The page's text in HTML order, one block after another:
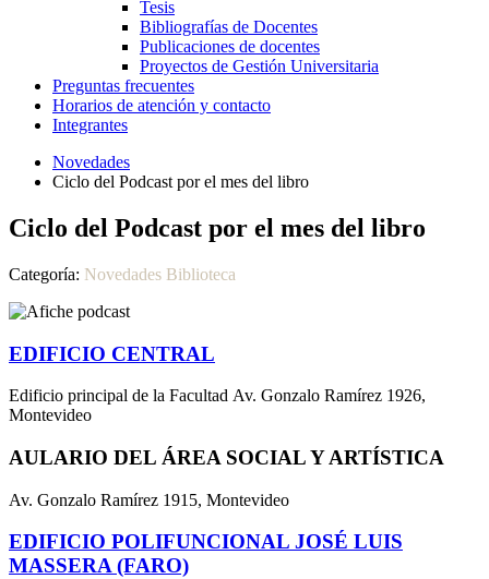
Tesis
Bibliografías de Docentes
Publicaciones de docentes
Proyectos de Gestión Universitaria
Preguntas frecuentes
Horarios de atención y contacto
Integrantes
Novedades
Ciclo del Podcast por el mes del libro
Ciclo del Podcast por el mes del libro
Categoría: Novedades Biblioteca
EDIFICIO CENTRAL
Edificio principal de la Facultad Av. Gonzalo Ramírez 1926,
Montevideo
AULARIO DEL ÁREA SOCIAL Y ARTÍSTICA
Av. Gonzalo Ramírez 1915, Montevideo
EDIFICIO POLIFUNCIONAL JOSÉ LUIS
MASSERA (FARO)